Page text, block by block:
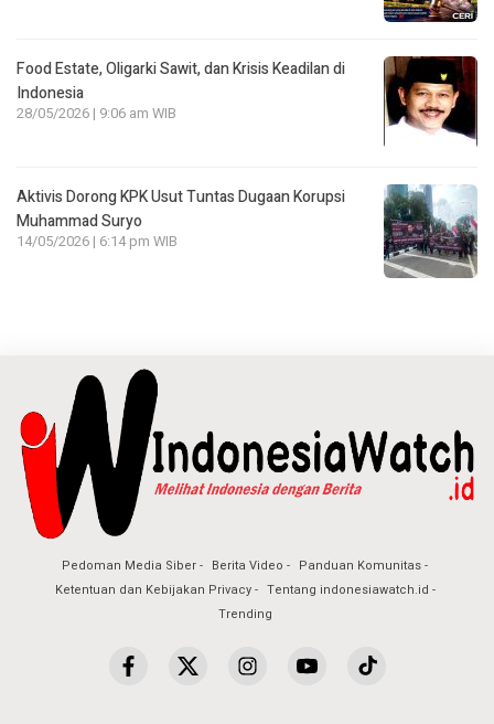
Food Estate, Oligarki Sawit, dan Krisis Keadilan di
Indonesia
28/05/2026 | 9:06 am WIB
Aktivis Dorong KPK Usut Tuntas Dugaan Korupsi
Muhammad Suryo
14/05/2026 | 6:14 pm WIB
Pedoman Media Siber Berita Video
Panduan Komunitas
Ketentuan dan Kebijakan Privacy
Tentang indonesiawatch.id
Trending